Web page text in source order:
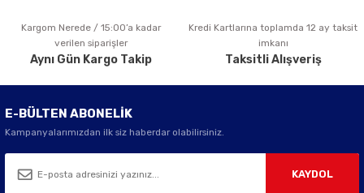
Gönder
Kargom Nerede / 15:00’a kadar
verilen siparişler
Aynı Gün Kargo Takip
Kredi Kartlarına toplamda 12 ay taksit
imkanı
Taksitli Alışveriş
E-BÜLTEN ABONELİK
Kampanyalarımızdan ilk siz haberdar olabilirsiniz.
KAYDOL